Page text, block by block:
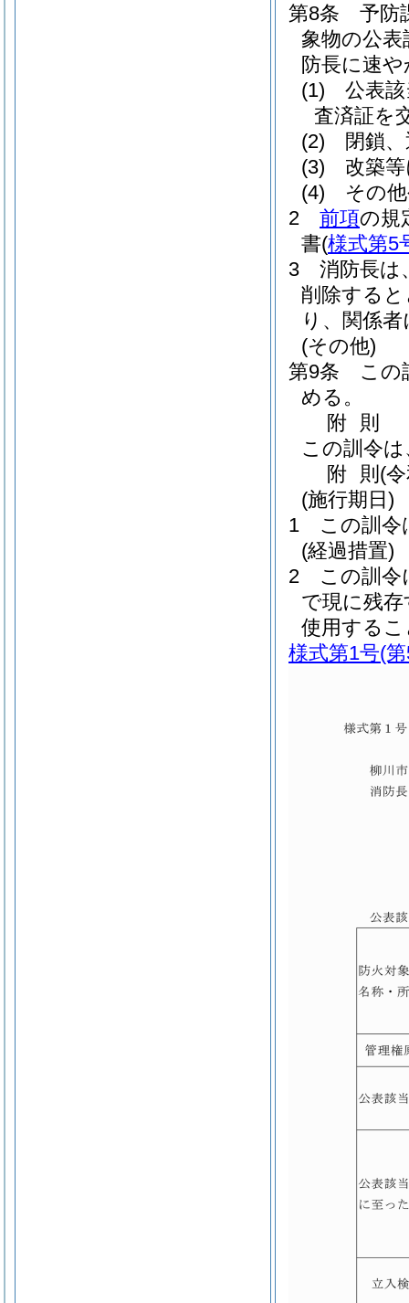
第8条
予防
象物の公
防長に速
(1)
公表
査済証を
(2)
閉鎖
(3)
改築
(4)
その
2
前項の規
書(様式第5
3
消防長は
削除する
り、関係
(その他)
第9条
この
める。
附 則
この訓令
附 則 (
(施行期日)
1
この訓令
(経過措置)
2
この訓令
で現に残
使用する
様式第1号(